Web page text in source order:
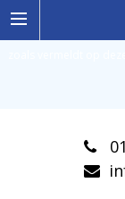
Ingelogde gebruiker